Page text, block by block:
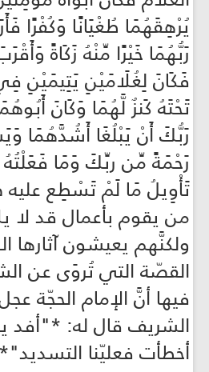
يُرْهِقَهُمَا طُغْيَانًا وَكُفْرًا
رَبُّهُمَا خَيْرًا مِّنْهُ زَكَاةً
فَكَانَ لِغُلَامَيْنِ يَتِيمَيْنِ
تَحْتَهُ كَنزٌ لَّهُمَا وَكَانَ
رَبُّكَ أَنْ يَبْلُغَا أَشُدَّهُمَا
رَحْمَةً مِّن ربِّكَ وَمَا
تَأْوِيلُ مَا لَمْ تَسْطِع
من يقوم بأعمال قد لا
ولكنَّهم يعيشون آثارها
القصّة التي تُروَى عن
فيها أنَّ الإمام الحجّة
الشريف قال له: *"أفد
أخطأت فعليّنا